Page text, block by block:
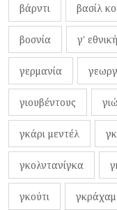
βάρντι βασίλ
βοσνία γ' εθνική
γερμανία
γιουβέντους
γκάρι μεντέλ
γκολντανίγκα
γκούτι